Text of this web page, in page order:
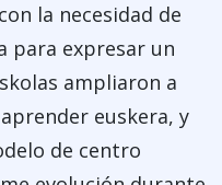
la necesidad de
para expresar un
ampliaron a
euskera, y
de centro